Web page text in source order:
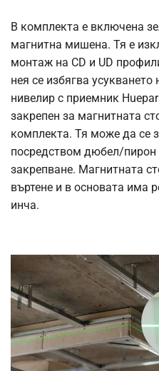
В комплекта е включена
магнитна мишена. Тя е
монтаж на CD и UD
нея се избягва
нивелир с приемник
закрепен за магнитната
комплекта. Тя може да се
посредством дюбел/пирон
закрепване. Магнитната
въртене и в основата има
инча.